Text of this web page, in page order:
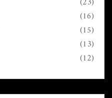
(16)
(15)
(13)
(12)